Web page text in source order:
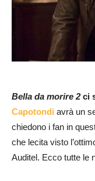
Bella da morire 2 ci
Capotondi avrà un
chiedono i fan in
che lecita visto
Auditel. Ecco tutte le